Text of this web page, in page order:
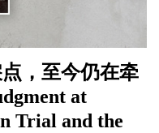
，至今仍在牵
at
Trial and the